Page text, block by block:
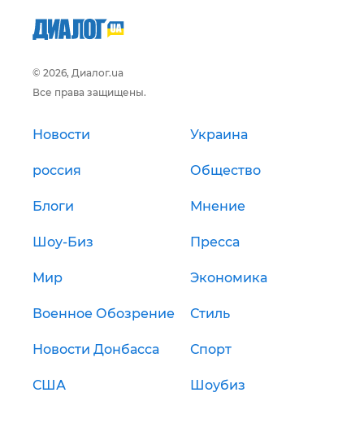
© 2026, Диалог.ua
Все права защищены.
Новости Украина
россия Общество
Блоги Мнение
Шоу-Биз Пресса
Мир Экономика
Военное Обозрение Стиль
Новости Донбасса Спорт
США Шоубиз